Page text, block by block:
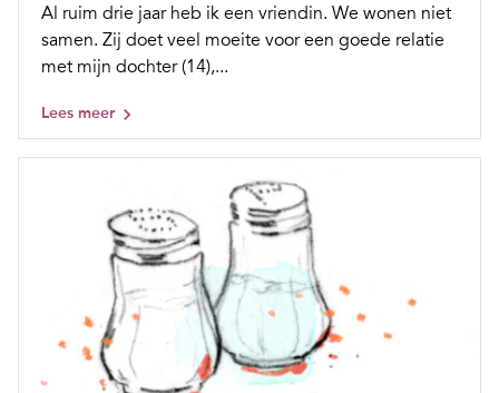
Al ruim drie jaar heb ik een vriendin. We wonen niet
samen. Zij doet veel moeite voor een goede relatie
met mijn dochter (14),...
Lees meer